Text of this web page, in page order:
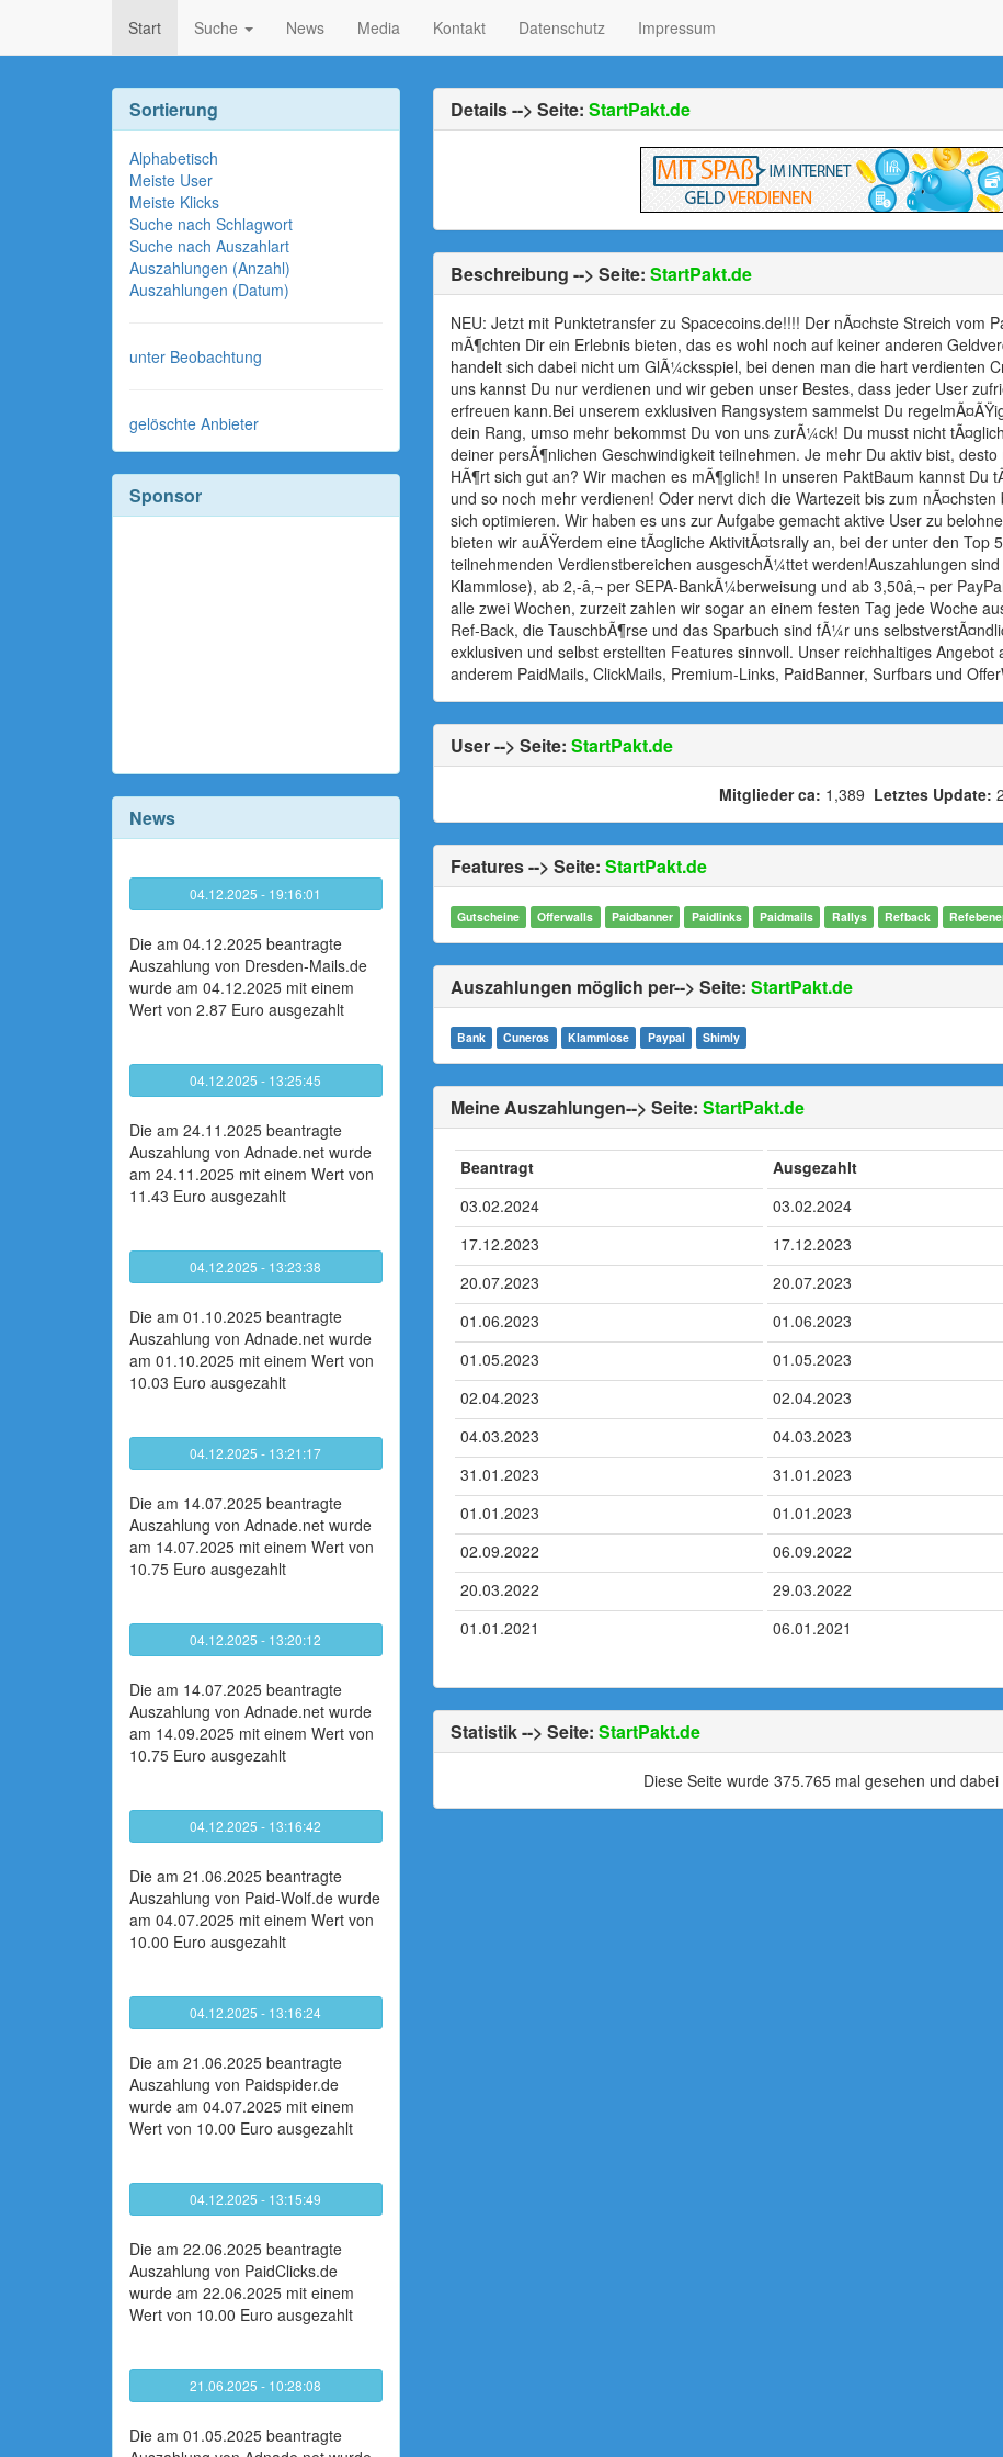
Start Suche News Media Kontakt Datenschutz Impressum
Sortierung
Alphabetisch
Meiste User
Meiste Klicks
Suche nach Schlagwort
Suche nach Auszahlart
Auszahlungen (Anzahl)
Auszahlungen (Datum)
unter Beobachtung
gelöschte Anbieter
Sponsor
News
04.12.2025 - 19:16:01
Die am 04.12.2025 beantragte
Auszahlung von Dresden-Mails.de
wurde am 04.12.2025 mit einem
Wert von 2.87 Euro ausgezahlt
04.12.2025 - 13:25:45
Die am 24.11.2025 beantragte
Auszahlung von Adnade.net wurde
am 24.11.2025 mit einem Wert von
11.43 Euro ausgezahlt
04.12.2025 - 13:23:38
Die am 01.10.2025 beantragte
Auszahlung von Adnade.net wurde
am 01.10.2025 mit einem Wert von
10.03 Euro ausgezahlt
04.12.2025 - 13:21:17
Die am 14.07.2025 beantragte
Auszahlung von Adnade.net wurde
am 14.07.2025 mit einem Wert von
10.75 Euro ausgezahlt
04.12.2025 - 13:20:12
Die am 14.07.2025 beantragte
Auszahlung von Adnade.net wurde
am 14.09.2025 mit einem Wert von
10.75 Euro ausgezahlt
04.12.2025 - 13:16:42
Die am 21.06.2025 beantragte
Auszahlung von Paid-Wolf.de wurde
am 04.07.2025 mit einem Wert von
10.00 Euro ausgezahlt
04.12.2025 - 13:16:24
Die am 21.06.2025 beantragte
Auszahlung von Paidspider.de
wurde am 04.07.2025 mit einem
Wert von 10.00 Euro ausgezahlt
04.12.2025 - 13:15:49
Die am 22.06.2025 beantragte
Auszahlung von PaidClicks.de
wurde am 22.06.2025 mit einem
Wert von 10.00 Euro ausgezahlt
21.06.2025 - 10:28:08
Die am 01.05.2025 beantragte
Details --> Seite: StartPakt.de
Beschreibung --> Seite: StartPakt.de
NEU: Jetzt mit Punktetransfer zu Spacecoins.de!!!! Der nÃ¤chste Streich vom
mÃ¶chten Dir ein Erlebnis bieten, das es wohl noch auf keiner anderen
handelt sich dabei nicht um GlÃ¼cksspiel, bei denen man die hart verdienten
uns kannst Du nur verdienen und wir geben unser Bestes, dass jeder User
erfreuen kann.Bei unserem exklusiven Rangsystem sammelst Du
dein Rang, umso mehr bekommst Du von uns zurÃ¼ck! Du musst nicht
deiner persÃ¶nlichen Geschwindigkeit teilnehmen. Je mehr Du aktiv bist,
HÃ¶rt sich gut an? Wir machen es mÃ¶glich! In unseren PaktBaum kannst Du
und so noch mehr verdienen! Oder nervt dich die Wartezeit bis zum
sich optimieren. Wir haben es uns zur Aufgabe gemacht aktive User zu
bieten wir auÃŸerdem eine tÃ¤gliche AktivitÃ¤tsrally an, bei der unter den
teilnehmenden Verdienstbereichen ausgeschÃ¼ttet werden!Auszahlungen
Klammlose), ab 2,-â‚¬ per SEPA-BankÃ¼berweisung und ab 3,50â‚¬ per
alle zwei Wochen, zurzeit zahlen wir sogar an einem festen Tag jede Woche
Ref-Back, die TauschbÃ¶rse und das Sparbuch sind fÃ¼r uns
exklusiven und selbst erstellten Features sinnvoll. Unser reichhaltiges
anderem PaidMails, ClickMails, Premium-Links, PaidBanner, Surfbars und
User --> Seite: StartPakt.de
Mitglieder ca: 1,389 Letztes Update:
Features --> Seite: StartPakt.de
Gutscheine Offerwalls Paidbanner Paidlinks Paidmails Rallys Refback
Auszahlungen möglich per--> Seite: StartPakt.de
Bank Cuneros Klammlose Paypal Shimly
Meine Auszahlungen--> Seite: StartPakt.de
Beantragt Ausgezahlt
03.02.2024
03.02.2024
17.12.2023
17.12.2023
20.07.2023
20.07.2023
01.06.2023
01.06.2023
01.05.2023
01.05.2023
02.04.2023
02.04.2023
04.03.2023
04.03.2023
31.01.2023
31.01.2023
01.01.2023
01.01.2023
02.09.2022
06.09.2022
20.03.2022
29.03.2022
01.01.2021
06.01.2021
Statistik --> Seite: StartPakt.de
Diese Seite wurde 375.765 mal gesehen und